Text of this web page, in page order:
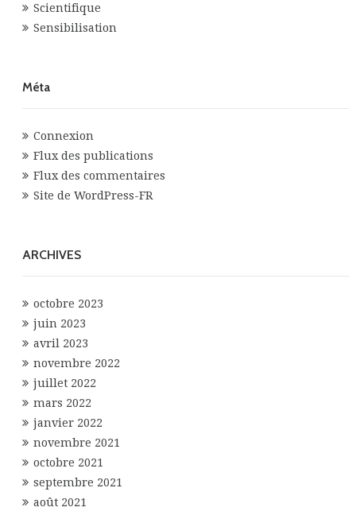
Scientifique
Sensibilisation
Méta
Connexion
Flux des publications
Flux des commentaires
Site de WordPress-FR
ARCHIVES
octobre 2023
juin 2023
avril 2023
novembre 2022
juillet 2022
mars 2022
janvier 2022
novembre 2021
octobre 2021
septembre 2021
août 2021